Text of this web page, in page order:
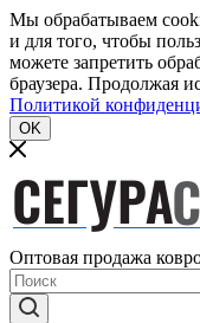
Мы обрабатываем
и для того, чтобы
можете запретить
браузера. Продолжая
Политикой
OK
Оптовая продажа